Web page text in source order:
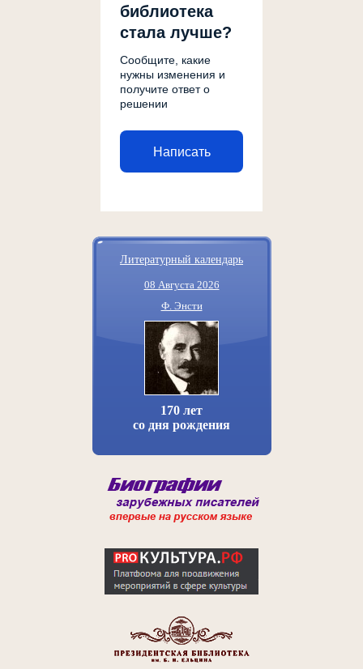
библиотека
стала лучше?
Сообщите, какие
нужны изменения и
получите ответ о
решении
Написать
Литературный календарь
08 Августа 2026
Ф. Энсти
170 лет
со дня рождения